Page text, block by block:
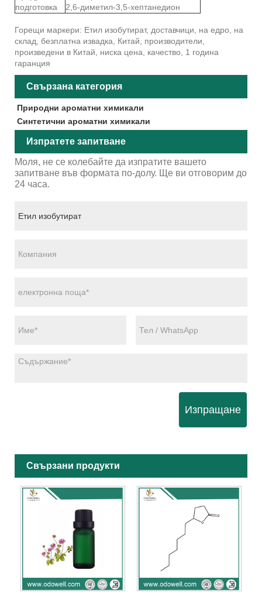
подготовка
2,6-диметил-3,5-хептанедион
Горещи маркери: Етил изобутират, доставчици, на едро, на
склад, безплатна извадка, Китай, производители,
произведени в Китай, ниска цена, качество, 1 година
гаранция
Свързана категория
Природни ароматни химикали
Синтетични ароматни химикали
Изпратете запитване
Моля, не се колебайте да изпратите вашето
запитване във формата по-долу. Ще ви отговорим до
24 часа.
Изпращане
Свързани продукти